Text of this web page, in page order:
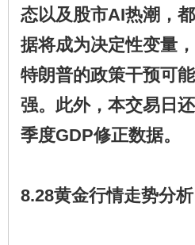
态以及股市AI热潮，
据将成为决定性变量
特朗普的政策干预可
强。此外，本交易日
季度GDP修正数据。
8.28黄金行情走势分析